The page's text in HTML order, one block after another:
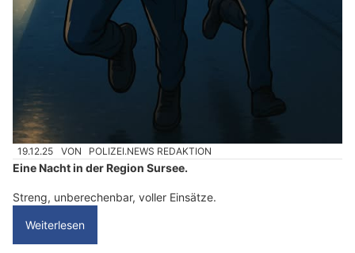
19.12.25 VON POLIZEI.NEWS REDAKTION
Eine Nacht in der Region Sursee.
Streng, unberechenbar, voller Einsätze.
Weiterlesen